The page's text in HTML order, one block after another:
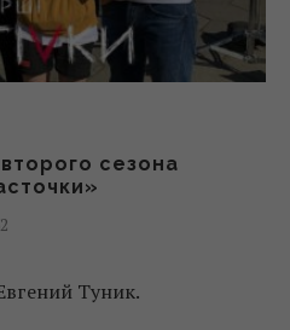
сезона
Туник.